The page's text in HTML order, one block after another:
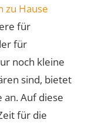
zu Hause
für
für
noch kleine
sind, bietet
an. Auf diese
für die